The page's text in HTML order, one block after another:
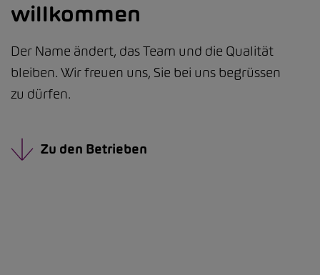
willkommen
Der Name ändert, das Team und die Qualität
bleiben. Wir freuen uns, Sie bei uns begrüssen
zu dürfen.
Zu den Betrieben